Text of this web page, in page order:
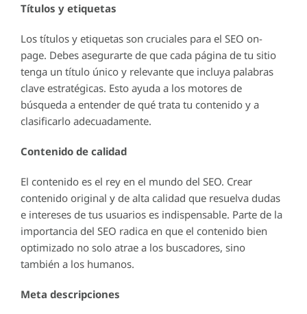
Títulos y etiquetas
Los títulos y etiquetas son cruciales para el SEO on-
page. Debes asegurarte de que cada página de tu sitio
tenga un título único y relevante que incluya palabras
clave estratégicas. Esto ayuda a los motores de
búsqueda a entender de qué trata tu contenido y a
clasificarlo adecuadamente.
Contenido de calidad
El contenido es el rey en el mundo del SEO. Crear
contenido original y de alta calidad que resuelva dudas
e intereses de tus usuarios es indispensable. Parte de la
importancia del SEO radica en que el contenido bien
optimizado no solo atrae a los buscadores, sino
también a los humanos.
Meta descripciones